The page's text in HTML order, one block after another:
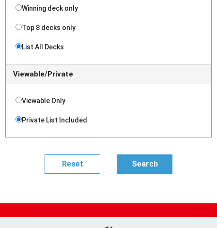
Winning deck only
Top 8 decks only
List All Decks
Viewable/Private
Viewable Only
Private List Included